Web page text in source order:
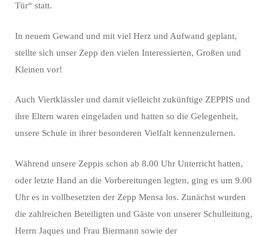
Tür“ statt.
In neuem Gewand und mit viel Herz und Aufwand geplant,
stellte sich unser Zepp den vielen Interessierten, Großen und
Kleinen vor!
Auch Viertklässler und damit vielleicht zukünftige ZEPPIS und
ihre Eltern waren eingeladen und hatten so die Gelegenheit,
unsere Schule in ihrer besonderen Vielfalt kennenzulernen.
Während unsere Zeppis schon ab 8.00 Uhr Unterricht hatten,
oder letzte Hand an die Vorbereitungen legten, ging es um 9.00
Uhr es in vollbesetzten der Zepp Mensa los. Zunächst wurden
die zahlreichen Beteiligten und Gäste von unserer Schulleitung,
Herrn Jaques und Frau Biermann sowie der